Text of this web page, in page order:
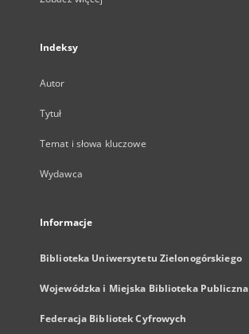
Indeksy
Autor
Tytuł
Temat i słowa kluczowe
Wydawca
Informacje
Biblioteka Uniwersytetu Zielonogórskiego
Wojewódzka i Miejska Biblioteka Publiczna
Federacja Bibliotek Cyfrowych